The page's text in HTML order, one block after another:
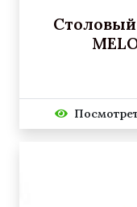
Столовый